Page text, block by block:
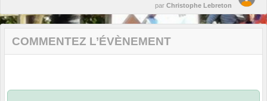
par Christophe Lebreton
COMMENTEZ L’ÉVÈNEMENT